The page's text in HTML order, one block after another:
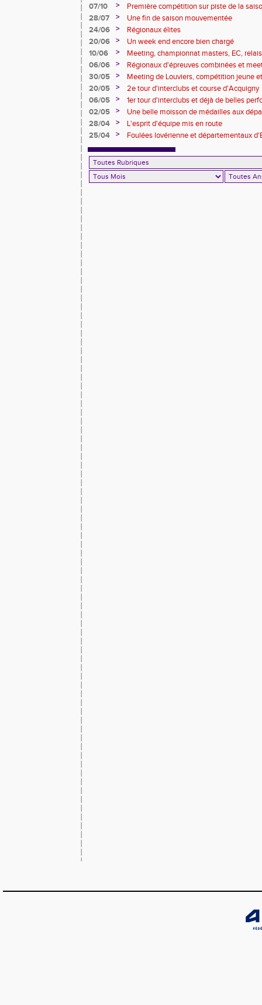
07/10
>
Première compétition sur piste de la
28/07
>
Une fin de saison mouvementée
24/06
>
Régionaux élites
20/06
>
Un week end encore bien chargé
10/06
>
Meeting, championnat masters, EC,
06/06
>
Régionaux d'épreuves combinées et
30/05
>
Meeting de Louviers, compétition jeune
20/05
>
2e tour d'interclubs et course d'Acquigny
06/05
>
1er tour d'interclubs et déjà de belles
02/05
>
Une belle moisson de médailles aux
foulées pintervillaises)
28/04 >
L'esprit d'équipe mis en route
25/04
> Foulées lovérienne et départementaux